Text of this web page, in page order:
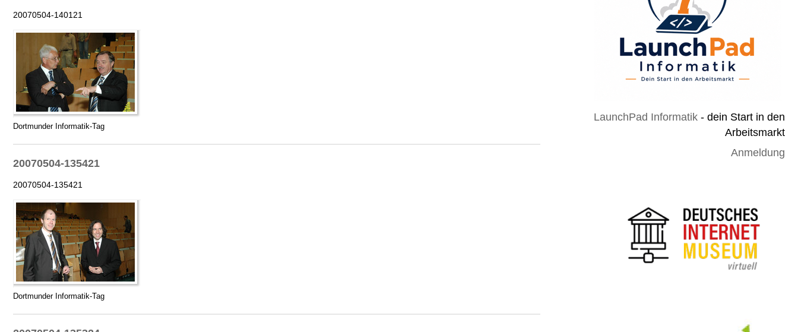
20070504-140121
Dortmunder Informatik-Tag
20070504-135421
20070504-135421
Dortmunder Informatik-Tag
LaunchPad Informatik - dein Start in den
Arbeitsmarkt
Anmeldung